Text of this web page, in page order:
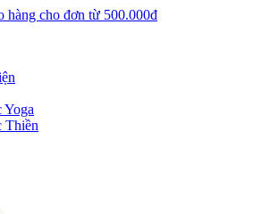
hàng cho đơn từ 500.000đ
Thiền